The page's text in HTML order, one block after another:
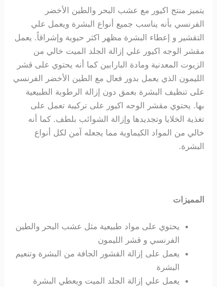
يتميز منتج اكيور مع عشب البحر والطين الأخضر
الفرنسي بأنه يناسب جميع أنواع البشرة ويعمل علي
التقشير و إعطاء البشرة مظهر اكثر حيوية وإشراقاً. يعمل
مقشر الوجه اكيور علي إزالة الجلد الميت خالي من
الزيوت المعدنية ومادة البارابين كما أنه يحتوي على قشر
الليمون الذي يعمل بدور فعال مع الطين الأخضر الفرنسي
على تنظيف البشرة بعمق دون إزالة الرطوبة الطبيعية
بها. يحتوي مقشر الوجه اكيور على تركيبة تعمل على
تغذية الخلايا وتجديدها وإزالة الشوائب بلطف. كما أنه
خالي من المواد الكيماوية مما يجعله آمن لكل أنواع
البشرة.
المميزات
يحتوي على مواد طبيعية مثل عشب البحر والطين
الفرنسي و قشر الليمون
يعمل على إزالة القشور الجافة من البشرة وتنعيم
البشرة
يعمل علي إزالة الجلد الميت ويعطي البشرة